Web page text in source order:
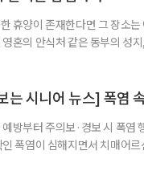
휴양이 존재한다면 그 장소
혼의 안식처 같은 동부의 성
어 오감이 깨어나는 특별한
는 시니어 뉴스] 폭염
방부터 주의보·경보 시 폭
폭염이 심해지면서 치매어